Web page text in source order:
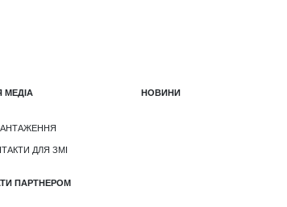
МЕДІА
ДЛЯ ЗМІ
ПАРТНЕРОМ
НОВИНИ